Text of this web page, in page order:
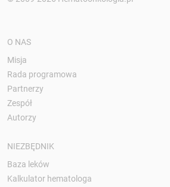
O NAS
Misja
Rada programowa
Partnerzy
Zespół
Autorzy
NIEZBĘDNIK
Baza leków
Kalkulator hematologa